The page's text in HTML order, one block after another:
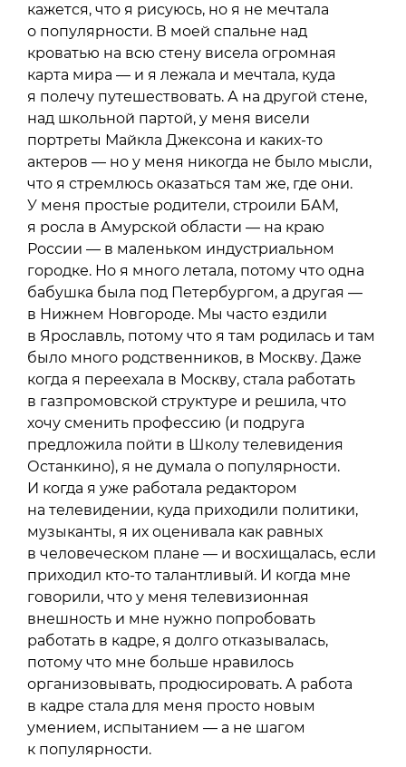
кажется, что я рисуюсь, но я не мечтала
о популярности. В моей спальне над
кроватью на всю стену висела огромная
карта мира — и я лежала и мечтала, куда
я полечу путешествовать. А на другой стене,
над школьной партой, у меня висели
портреты Майкла Джексона и каких-то
актеров — но у меня никогда не было мысли,
что я стремлюсь оказаться там же, где они.
У меня простые родители, строили БАМ,
я росла в Амурской области — на краю
России — в маленьком индустриальном
городке. Но я много летала, потому что одна
бабушка была под Петербургом, а другая —
в Нижнем Новгороде. Мы часто ездили
в Ярославль, потому что я там родилась и там
было много родственников, в Москву. Даже
когда я переехала в Москву, стала работать
в газпромовской структуре и решила, что
хочу сменить профессию (и подруга
предложила пойти в Школу телевидения
Останкино), я не думала о популярности.
И когда я уже работала редактором
на телевидении, куда приходили политики,
музыканты, я их оценивала как равных
в человеческом плане — и восхищалась, если
приходил кто-то талантливый. И когда мне
говорили, что у меня телевизионная
внешность и мне нужно попробовать
работать в кадре, я долго отказывалась,
потому что мне больше нравилось
организовывать, продюсировать. А работа
в кадре стала для меня просто новым
умением, испытанием — а не шагом
к популярности.